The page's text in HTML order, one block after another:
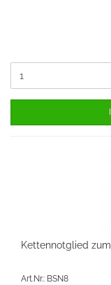
Kettennotglied
Art.Nr.: BSN8